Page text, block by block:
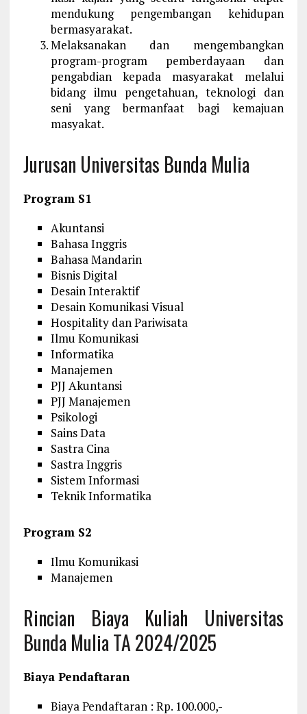
mendukung pengembangan kehidupan
bermasyarakat.
Melaksanakan dan mengembangkan
program-program pemberdayaan dan
pengabdian kepada masyarakat melalui
bidang ilmu pengetahuan, teknologi dan
seni yang bermanfaat bagi kemajuan
masyakat.
Jurusan Universitas Bunda Mulia
Program S1
Akuntansi
Bahasa Inggris
Bahasa Mandarin
Bisnis Digital
Desain Interaktif
Desain Komunikasi Visual
Hospitality dan Pariwisata
Ilmu Komunikasi
Informatika
Manajemen
PJJ Akuntansi
PJJ Manajemen
Psikologi
Sains Data
Sastra Cina
Sastra Inggris
Sistem Informasi
Teknik Informatika
Program S2
Ilmu Komunikasi
Manajemen
Rincian Biaya Kuliah Universitas
Bunda Mulia TA 2024/2025
Biaya Pendaftaran
Biaya Pendaftaran : Rp. 100.000,-